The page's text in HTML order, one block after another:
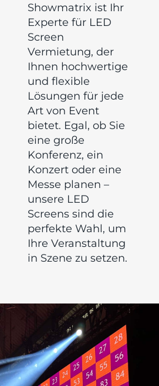
Showmatrix ist Ihr
Experte für LED
Screen
Vermietung, der
Ihnen hochwertige
und flexible
Lösungen für jede
Art von Event
bietet. Egal, ob Sie
eine große
Konferenz, ein
Konzert oder eine
Messe planen –
unsere LED
Screens sind die
perfekte Wahl, um
Ihre Veranstaltung
in Szene zu setzen.